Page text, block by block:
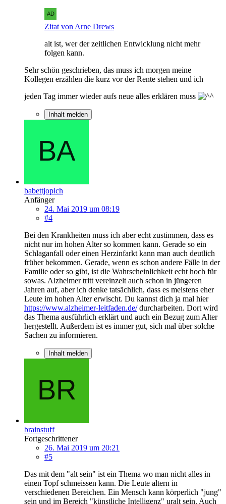
Zitat von Arne Drews
alt ist, wer der zeitlichen Entwicklung nicht mehr
folgen kann.
Sehr schön geschrieben, das muss ich morgen meine
Kollegen erzählen die kurz vor der Rente stehen und ich
jeden Tag immer wieder aufs neue alles erklären muss
Inhalt melden
babettjopich
Anfänger
24. Mai 2019 um 08:19
#4
Bei den Krankheiten muss ich aber echt zustimmen, dass es
nicht nur im hohen Alter so kommen kann. Gerade so ein
Schlaganfall oder einen Herzinfarkt kann man auch deutlich
früher bekommen. Gerade, wenn es schon andere Fälle in der
Familie oder so gibt, ist die Wahrscheinlichkeit echt hoch für
sowas. Alzheimer tritt vereinzelt auch schon in jüngeren
Jahren auf, aber ich denke tatsächlich, dass es meistens eher
Leute im hohen Alter erwischt. Du kannst dich ja mal hier
https://www.alzheimer-leitfaden.de/durcharbeiten. Dort wird
das Thema ausführlich erklärt und auch ein Bezug zum Alter
hergestellt. Außerdem ist es immer gut, sich mal über solche
Sachen zu informieren.
Inhalt melden
brainstuff
Fortgeschrittener
26. Mai 2019 um 20:21
#5
Das mit dem "alt sein" ist ein Thema wo man nicht alles in
einen Topf schmeissen kann. Die Leute altern in
verschiedenen Bereichen. Ein Mensch kann körperlich "jung"
sein und im Bereich "künstliche Intelligenz" uralt sein. Auch